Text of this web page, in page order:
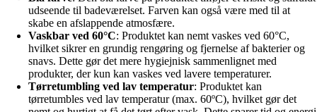
udseende til badeværelset. Farven kan også være med til at
skabe en afslappende atmosfære.
Vaskbar ved 60°C: Produktet kan nemt vaskes ved 60°C,
hvilket sikrer en grundig rengøring og fjernelse af bakterier og
snavs. Dette gør det mere hygiejnisk sammenlignet med
produkter, der kun kan vaskes ved lavere temperaturer.
Tørretumbling ved lav temperatur: Produktet kan
tørretumbles ved lav temperatur (max. 60ºC), hvilket gør det